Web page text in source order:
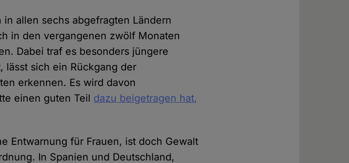
allen sechs abgefragten Ländern
in den vergangenen zwölf Monaten
Dabei traf es besonders jüngere
lässt sich ein Rückgang der
erkennen. Es wird davon
einen guten Teil dazu beigetragen hat,
Entwarnung für Frauen, ist doch Gewalt
In Spanien und Deutschland,